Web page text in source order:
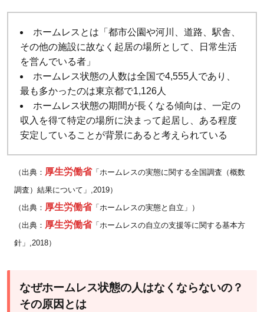
ホームレスとは「都市公園や河川、道路、駅舎、
その他の施設に故なく起居の場所として、日常生活
を営んでいる者」
ホームレス状態の人数は全国で4,555人であり、
最も多かったのは東京都で1,126人
ホームレス状態の期間が長くなる傾向は、一定の
収入を得て特定の場所に決まって起居し、ある程度
安定していることが背景にあると考えられている
（出典： 厚生労働省「ホームレスの実態に関する全国調査（概数
調査）結果について」,2019）
（出典： 厚生労働省「ホームレスの実態と自立」）
（出典： 厚生労働省「ホームレスの自立の支援等に関する基本方
針」,2018）
なぜホームレス状態の人はなくならないの？
その原因とは